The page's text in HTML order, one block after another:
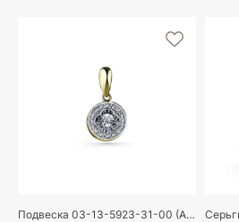
Подвеска 03-13-5923-31-00 (Au 585)